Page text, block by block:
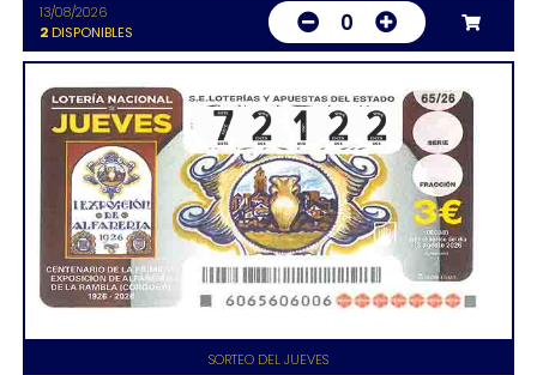
13/08/2026
2DISPONIBLES 0
SORTEO DEL JUEVES